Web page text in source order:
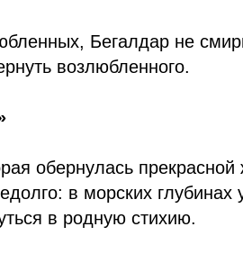
Бегалдар не
возлюбленного.
обернулась
в морских глубинах
в родную стихию.